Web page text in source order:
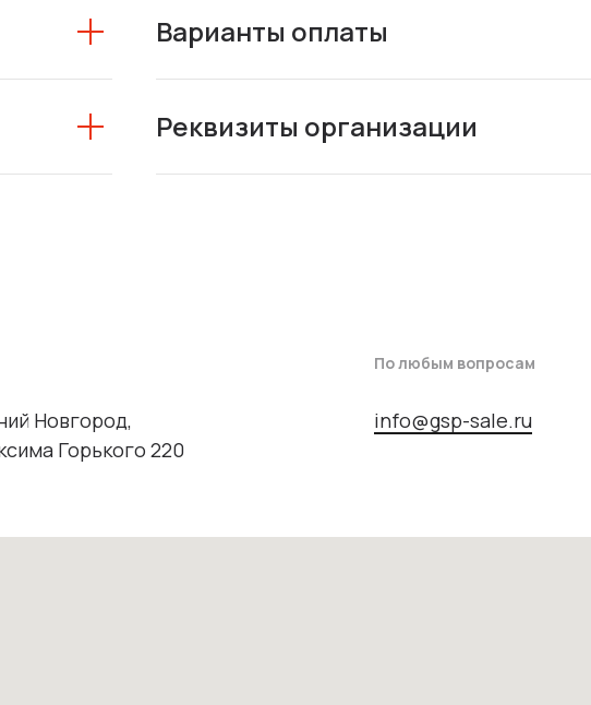
Варианты оплаты
Реквизиты организации
Новгород,
Горького 220
По любым вопросам
info@gsp-sale.ru